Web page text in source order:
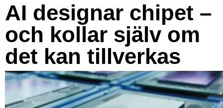
AI designar chipet –
och kollar själv om
det kan tillverkas